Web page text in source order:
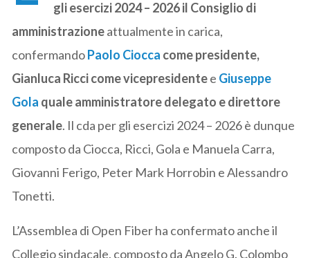
gli esercizi 2024 – 2026 il Consiglio di
amministrazioneattualmente in carica,
confermandoPaolo Ciocca come presidente,
Gianluca Ricci come vicepresidentee Giuseppe
Gola quale amministratore delegato e direttore
generale. Il cda per gli esercizi 2024 – 2026 è dunque
composto da Ciocca, Ricci, Gola e Manuela Carra,
Giovanni Ferigo, Peter Mark Horrobin e Alessandro
Tonetti.
L’Assemblea di Open Fiber ha confermato anche il
Collegio sindacale, composto da Angelo G. Colombo